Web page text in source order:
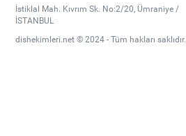
İstiklal Mah. Kıvrım Sk. No:2/20, Ümraniye /
İSTANBUL
dishekimleri.net © 2024 - Tüm hakları saklıdır.